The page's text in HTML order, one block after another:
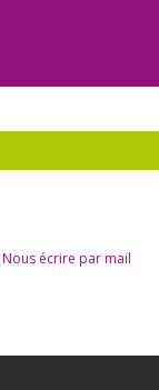
Nous écrire par mail